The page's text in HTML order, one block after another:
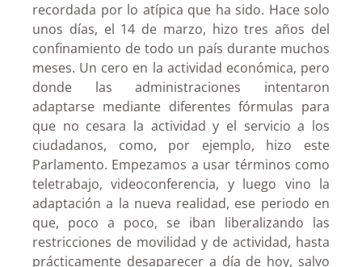
recordada por lo atípica que ha sido. Hace solo
unos días, el 14 de marzo, hizo tres años del
confinamiento de todo un país durante muchos
meses. Un cero en la actividad económica, pero
donde las administraciones intentaron
adaptarse mediante diferentes fórmulas para
que no cesara la actividad y el servicio a los
ciudadanos, como, por ejemplo, hizo este
Parlamento. Empezamos a usar términos como
teletrabajo, videoconferencia, y luego vino la
adaptación a la nueva realidad, ese periodo en
que, poco a poco, se iban liberalizando las
restricciones de movilidad y de actividad, hasta
prácticamente desaparecer a día de hoy, salvo